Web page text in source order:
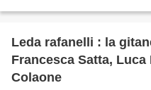
Leda rafanelli : la
Francesca Satta, Luca
Colaone